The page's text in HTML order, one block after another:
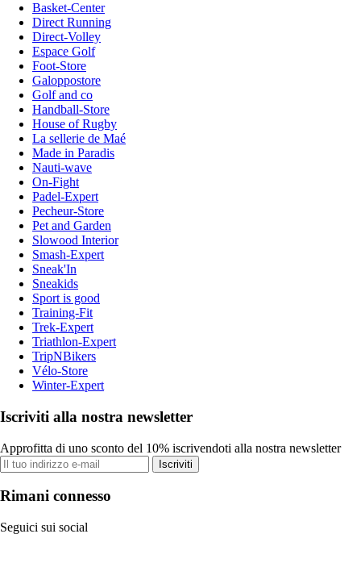
Basket-Center
Direct Running
Direct-Volley
Espace Golf
Foot-Store
Galoppostore
Golf and co
Handball-Store
House of Rugby
La sellerie de Maé
Made in Paradis
Nauti-wave
On-Fight
Padel-Expert
Pecheur-Store
Pet and Garden
Slowood Interior
Smash-Expert
Sneak'In
Sneakids
Sport is good
Training-Fit
Trek-Expert
Triathlon-Expert
TripNBikers
Vélo-Store
Winter-Expert
Iscriviti alla nostra newsletter
Approfitta di uno sconto del 10% iscrivendoti alla nostra newsletter
Iscriviti
Rimani connesso
Seguici sui social